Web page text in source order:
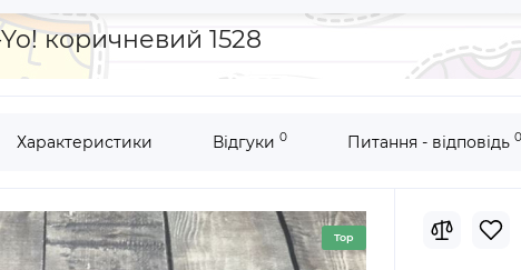
коричневий 1528
Характеристики Відгуки 0 Питання - відповідь 0
Top